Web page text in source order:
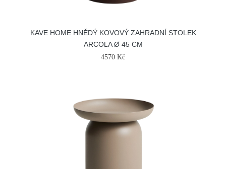
KAVE HOME HNĚDÝ KOVOVÝ ZAHRADNÍ STOLEK
ARCOLA Ø 45 CM
4570 Kč